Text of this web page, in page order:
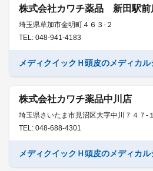
株式会社カワチ薬品 新田駅前
埼玉県草加市金明町４６３-２
TEL: 048-941-4183
メディクイックＨ頭皮のメディカ
株式会社カワチ薬品中川店
埼玉県さいたま市見沼区大字中川７４７-１
TEL: 048-688-4301
メディクイックＨ頭皮のメディカ